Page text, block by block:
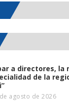
a directores, la
de la
agosto de 2026